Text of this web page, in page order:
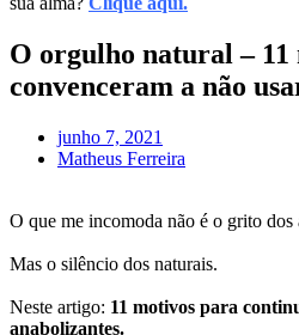
O orgulho natural – 11
convenceram a não
junho 7, 2021
Matheus Ferreira
O que me incomoda não é o grito dos
Mas o silêncio dos naturais.
Neste artigo: 11 motivos para
anabolizantes.